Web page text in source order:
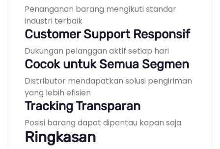
Penanganan barang mengikuti standar
industri terbaik
Customer Support Responsif
Dukungan pelanggan aktif setiap hari
Cocok untuk Semua Segmen
Distributor mendapatkan solusi pengiriman
yang lebih efisien
Tracking Transparan
Posisi barang dapat dipantau kapan saja
Ringkasan